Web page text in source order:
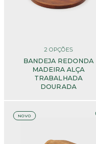
2 OPÇÕES
BANDEJA REDONDA
MADEIRA ALÇA
TRABALHADA
DOURADA
NOVO